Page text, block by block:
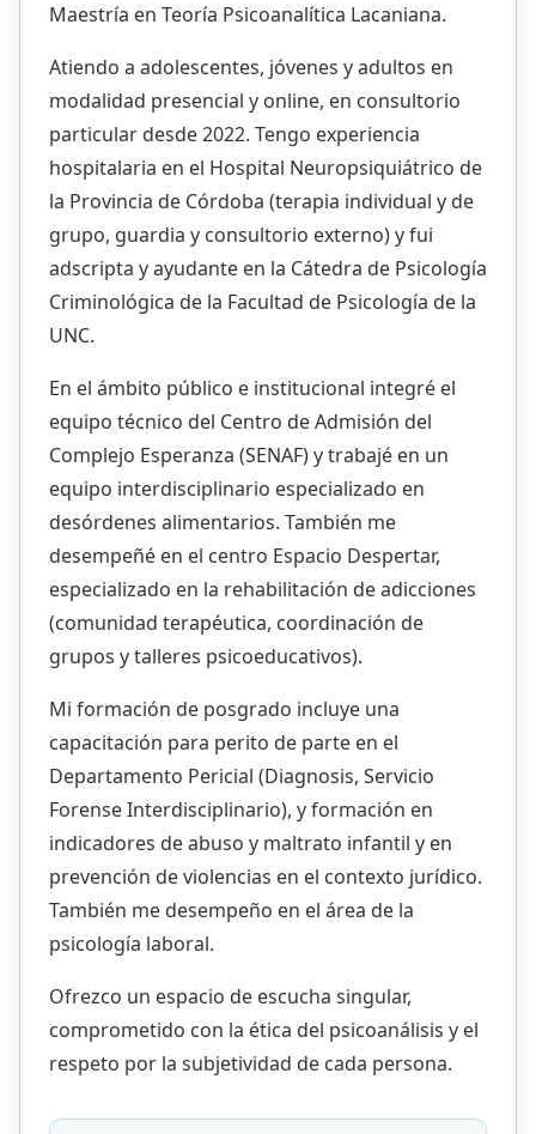
Maestría en Teoría Psicoanalítica Lacaniana.
Atiendo a adolescentes, jóvenes y adultos en
modalidad presencial y online, en consultorio
particular desde 2022. Tengo experiencia
hospitalaria en el Hospital Neuropsiquiátrico de
la Provincia de Córdoba (terapia individual y de
grupo, guardia y consultorio externo) y fui
adscripta y ayudante en la Cátedra de Psicología
Criminológica de la Facultad de Psicología de la
UNC.
En el ámbito público e institucional integré el
equipo técnico del Centro de Admisión del
Complejo Esperanza (SENAF) y trabajé en un
equipo interdisciplinario especializado en
desórdenes alimentarios. También me
desempeñé en el centro Espacio Despertar,
especializado en la rehabilitación de adicciones
(comunidad terapéutica, coordinación de
grupos y talleres psicoeducativos).
Mi formación de posgrado incluye una
capacitación para perito de parte en el
Departamento Pericial (Diagnosis, Servicio
Forense Interdisciplinario), y formación en
indicadores de abuso y maltrato infantil y en
prevención de violencias en el contexto jurídico.
También me desempeño en el área de la
psicología laboral.
Ofrezco un espacio de escucha singular,
comprometido con la ética del psicoanálisis y el
respeto por la subjetividad de cada persona.